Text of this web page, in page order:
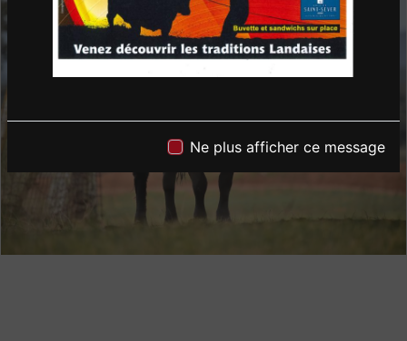
Ne plus afficher ce message